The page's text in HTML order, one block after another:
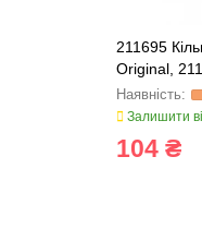
211695
Original,
Залишити
104 ₴